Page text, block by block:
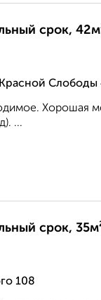
срок,
Слободы
Хорошая
...
срок,
108